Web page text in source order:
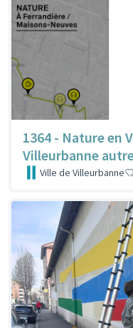
1364 - Nature en
Villeurbanne
Ville de Villeurbanne